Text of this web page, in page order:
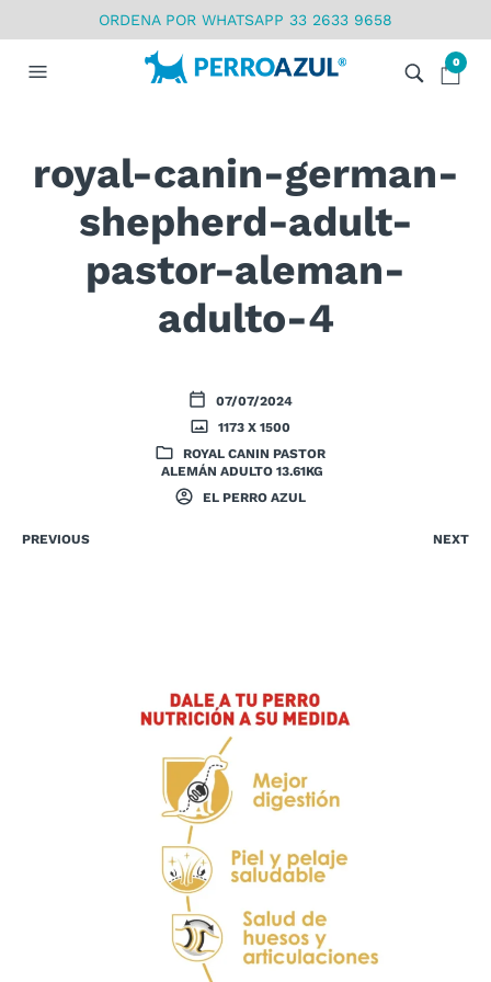
ORDENA POR WHATSAPP 33 2633 9658
0
royal-canin-german-
shepherd-adult-
pastor-aleman-
adulto-4
07/07/2024
1173 X 1500
ROYAL CANIN PASTOR
ALEMÁN ADULTO 13.61KG
EL PERRO AZUL
PREVIOUS NEXT